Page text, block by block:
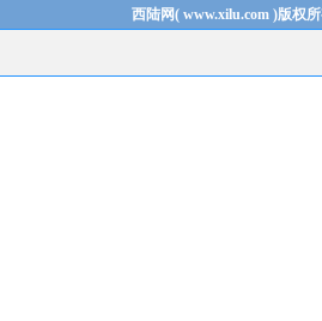
西陆网( www.xilu.com)版权